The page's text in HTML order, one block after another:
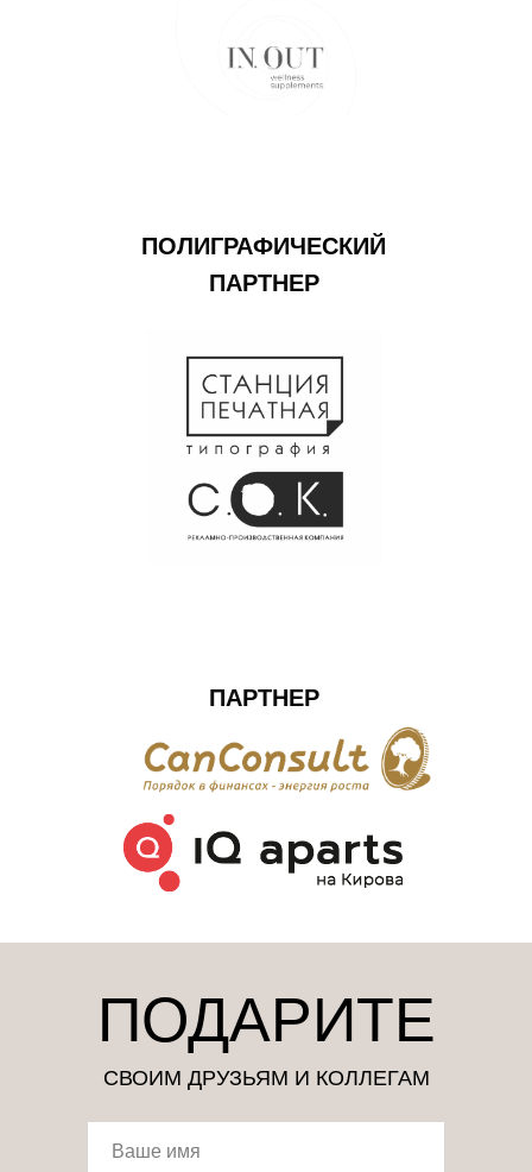
ПОЛИГРАФИЧЕСКИЙ
ПАРТНЕР
ПАРТНЕР
ПОДАРИТЕ
СВОИМ ДРУЗЬЯМ И КОЛЛЕГАМ